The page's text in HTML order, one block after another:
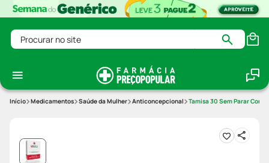
Procurar no site
Medicamentos Saúde da Mulher Anticoncepcional Tamisa 30 Sem Parar Com